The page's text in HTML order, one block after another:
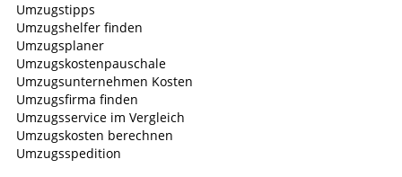
Umzugstipps
Umzugshelfer finden
Umzugsplaner
Umzugskostenpauschale
Umzugsunternehmen Kosten
Umzugsfirma finden
Umzugsservice im Vergleich
Umzugskosten berechnen
Umzugsspedition